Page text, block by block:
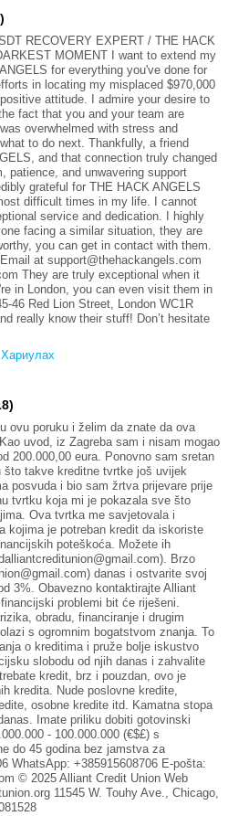
RECOVERY EXPERT / THE HACK
MOMENT I want to extend my
for everything you've done for
in locating my misplaced $970,000
attitude. I admire your desire to
fact that you and your team are
overwhelmed with stress and
to do next. Thankfully, a friend
and that connection truly changed
patience, and unwavering support
grateful for THE HACK ANGELS
difficult times in my life. I cannot
service and dedication. I highly
facing a similar situation, they are
you can get in contact with them.
at support@thehackangels.com
They are truly exceptional when it
in London, you can even visit them in
46 Red Lion Street, London WC1R
really know their stuff! Don’t hesitate
Хариулах
ovu poruku i želim da znate da ova
uvod, iz Zagreba sam i nisam mogao
200.000,00 eura. Ponovno sam sretan
takve kreditne tvrtke još uvijek
posvuda i bio sam žrtva prijevare prije
tvrtku koja mi je pokazala sve što
Ova tvrtka me savjetovala i
kojima je potreban kredit da iskoriste
poteškoća. Možete ih
Brzo
danas i ostvarite svoj
3%. Obavezno kontaktirajte Alliant
problemi bit će riješeni.
obradu, financiranje i drugim
s ogromnim bogatstvom znanja. To
o kreditima i pruže bolje iskustvo
slobodu od njih danas i zahvalite
kredit, brz i pouzdan, ovo je
kredita. Nude poslovne kredite,
osobne kredite itd. Kamatna stopa
Imate priliku dobiti gotovinski
- 100.000.000 (€$£) s
do 45 godina bez jamstva za
WhatsApp: +385915608706 E-pošta:
© 2025 Alliant Credit Union Web
11545 W. Touhy Ave., Chicago,